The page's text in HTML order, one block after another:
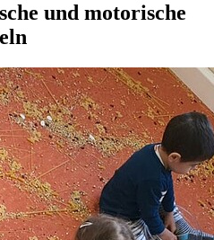
und motorische